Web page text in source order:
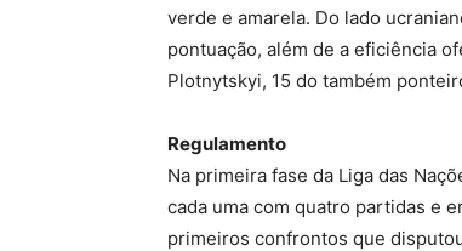
verde e amarela. Do lado
pontuação, além de a eficiência
Plotnytskyi, 15 do também
Regulamento
Na primeira fase da Liga das
cada uma com quatro partidas e
primeiros confrontos que